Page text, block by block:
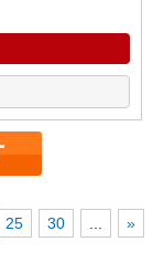
25 30 ...
»